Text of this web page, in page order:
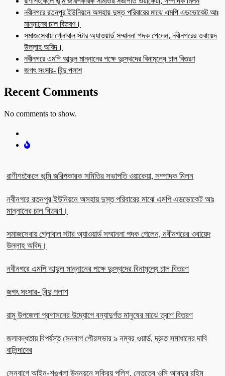
নবীনগরে রতনপুর ইউনিয়নে অসহায় দুস্ত পরিবারের মাঝে এমপি এডভোকেট আঃ
মান্নানের চাল বিতরণ।
সমাজসেবায় গ্লোবাল স্টার অ্যাওয়ার্ড সম্মাননা পদক পেলেন, নবীনগরের ওবায়েদ
উল্লাহ অবিদ।
নবীনগরে এমপি আব্দুল মান্নানের পক্ষে দুঃস্থদের বিনামূল্যে চাল বিতরণ
জগৎ সংসার- বিন্দু পলাশ
Recent Comments
No comments to show.
রাণীশংকৈলে ভূমি জরিপকারক সমিতির সভাপতি ওয়াকেয়া, সম্পাদক মিলন
নবীনগরে রতনপুর ইউনিয়নে অসহায় দুস্ত পরিবারের মাঝে এমপি এডভোকেট আঃ
মান্নানের চাল বিতরণ।
সমাজসেবায় গ্লোবাল স্টার অ্যাওয়ার্ড সম্মাননা পদক পেলেন, নবীনগরের ওবায়েদ
উল্লাহ অবিদ।
নবীনগরে এমপি আব্দুল মান্নানের পক্ষে দুঃস্থদের বিনামূল্যে চাল বিতরণ
জগৎ সংসার- বিন্দু পলাশ
রামু উপজেলা প্রশাসনের উদ্যোগে বন্যাদুর্গত মানুষের মাঝে ত্রাণ বিতরণ
জলাবদ্ধতায় বিপর্যস্ত সেনবাগ পৌরসভার ৯ নম্বর ওয়ার্ড, দ্রুত সমাধানের দাবি
বাসিন্দাদের
সেনবাগে আইন-শৃঙ্খলা উন্নয়নে সক্রিয় পুলিশ, নেতৃত্বে ওসি আবদুর রহিম